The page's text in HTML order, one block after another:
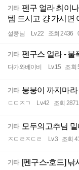
기타 펜구 얼라 최이
템 드시고 걍 가시면
설풍님 Lv.22 조회 2436
기타 펜구스 얼라 - 불
다가와베이비 Lv.15 조회
기타 붕붕이 까지마라
ㄷㄷㅈㄱ Lv.42 조회 2871
기타 모두의고추님
ㅈㄷㄹㅈㄷㄹ Lv.3 조회
기타 [펜구스-호드] 낚